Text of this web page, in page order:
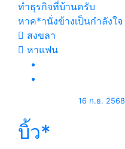
ทำธุรกิจที่บ้านครับ
หาค*านั่งข้างเป็นกำลังใจ
สงขลา
หาแฟน
16 ก.ย. 2568
บิ้ว*